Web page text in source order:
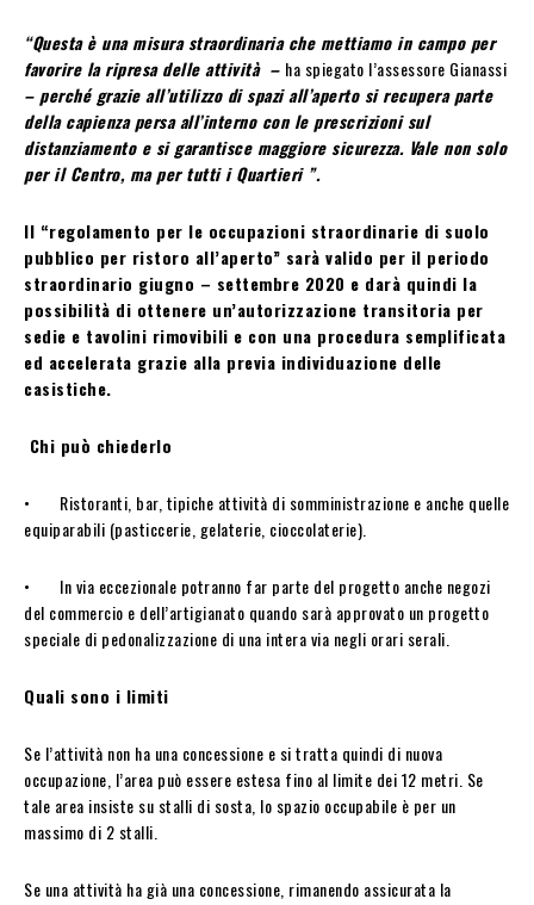
“Questa è una misura straordinaria che mettiamo in campo per
favorire la ripresa delle attività – ha spiegato l’assessore Gianassi
– perché grazie all’utilizzo di spazi all’aperto si recupera parte
della capienza persa all’interno con le prescrizioni sul
distanziamento e si garantisce maggiore sicurezza. Vale non solo
per il Centro, ma per tutti i Quartieri ”.
Il “regolamento per le occupazioni straordinarie di suolo
pubblico per ristoro all’aperto” sarà valido per il periodo
straordinario giugno – settembre 2020 e darà quindi la
possibilità di ottenere un’autorizzazione transitoria per
sedie e tavolini rimovibili e con una procedura semplificata
ed accelerata grazie alla previa individuazione delle
casistiche.
Chi può chiederlo
• Ristoranti, bar, tipiche attività di somministrazione e anche quelle
equiparabili (pasticcerie, gelaterie, cioccolaterie).
• In via eccezionale potranno far parte del progetto anche negozi
del commercio e dell’artigianato quando sarà approvato un progetto
speciale di pedonalizzazione di una intera via negli orari serali.
Quali sono i limiti
Se l’attività non ha una concessione e si tratta quindi di nuova
occupazione, l’area può essere estesa fino al limite dei 12 metri. Se
tale area insiste su stalli di sosta, lo spazio occupabile è per un
massimo di 2 stalli.
Se una attività ha già una concessione, rimanendo assicurata la